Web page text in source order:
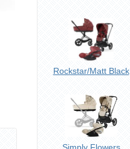
Rockstar/Matt Black